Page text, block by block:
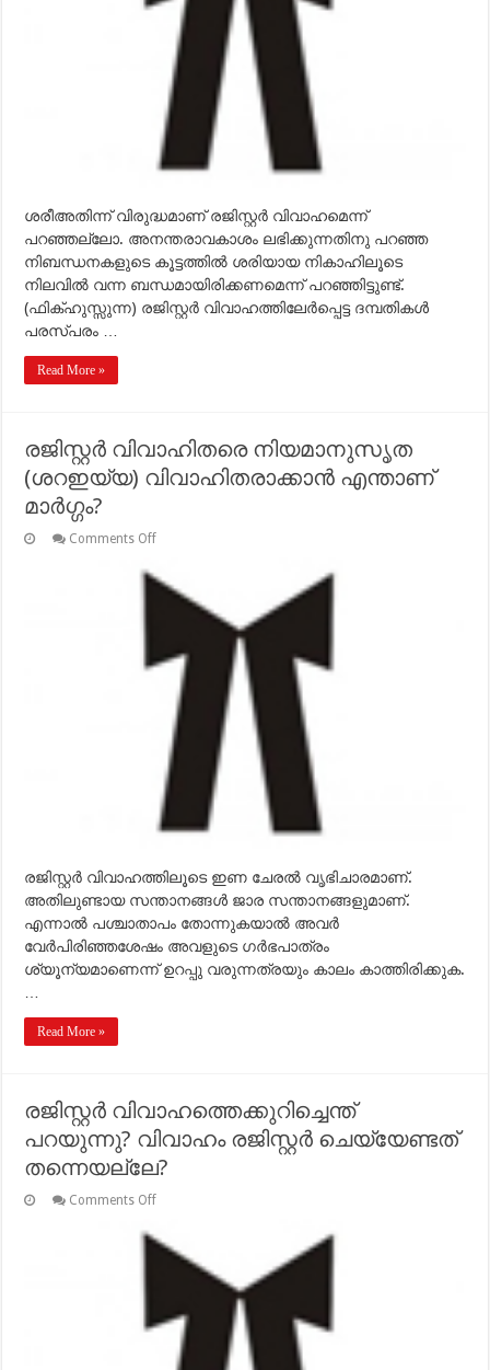
ശരീഅതിന്ന് വിരുദ്ധമാണ് രജിസ്റ്റര്‍ വിവാഹമെന്ന്
പറഞ്ഞല്ലോ. അനന്തരാവകാശം ലഭിക്കുന്നതിനു പറഞ്ഞ
നിബന്ധനകളുടെ കൂട്ടത്തില്‍ ശരിയായ നികാഹിലൂടെ
നിലവില്‍ വന്ന ബന്ധമായിരിക്കണമെന്ന് പറഞ്ഞിട്ടുണ്ട്.
(ഫിക്ഹുസ്സുന്ന) രജിസ്റ്റര്‍ വിവാഹത്തിലേര്‍പ്പെട്ട ദമ്പതികള്‍
പരസ്പരം …
Read More »
രജിസ്റ്റര്‍ വിവാഹിതരെ നിയമാനുസൃത
(ശറഇയ്യ) വിവാഹിതരാക്കാന്‍ എന്താണ്
മാര്‍ഗ്ഗം?
Comments Offon
നിയമാനുസൃത
(ശറഇയ്യ)
വിവാഹിതരാക്കാന്‍
രജിസ്റ്റര്‍ വിവാഹത്തിലൂടെ ഇണ ചേരല്‍ വൃഭിചാരമാണ്.
അതിലുണ്ടായ സന്താനങ്ങള്‍ ജാര സന്താനങ്ങളുമാണ്.
എന്നാല്‍ പശ്ചാതാപം തോന്നുകയാല്‍ അവര്‍
വേര്‍പിരിഞ്ഞശേഷം അവളുടെ ഗര്‍ഭപാത്രം
ശ്യൂന്യമാണെന്ന് ഉറപ്പു വരുന്നത്രയും കാലം കാത്തിരിക്കുക.
Read More »
രജിസ്റ്റര്‍ വിവാഹത്തെക്കുറിച്ചെന്ത്
പറയുന്നു? വിവാഹം രജിസ്റ്റര്‍ ചെയ്യേണ്ടത്
തന്നെയല്ലേ?
Comments Offon
പറയുന്നു?
വിവാഹം
രജിസ്റ്റര്‍
ചെയ്യേണ്ടത്
തന്നെയല്ലേ?